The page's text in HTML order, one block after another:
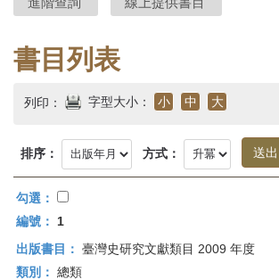
史
研
究
首
頁
書目列表
列印： 字型大小： 小 中 大
排序： 方式：
勾選：
編號：
1
出版書目： 臺灣史研究文獻類目 2009 年度
類別： 總類